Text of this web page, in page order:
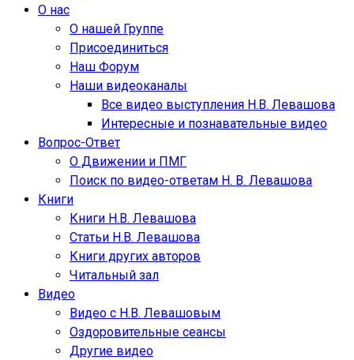
О нас
О нашей Группе
Присоединиться
Наш Форум
Наши видеоканалы
Все видео выступления Н.В. Левашова
Интересные и познавательные видео
Вопрос-Ответ
О Движении и ПМГ
Поиск по видео-ответам Н. В. Левашова
Книги
Книги Н.В. Левашова
Статьи Н.В. Левашова
Книги других авторов
Читальный зал
Видео
Видео с Н.В. Левашовым
Оздоровительные сеансы
Другие видео